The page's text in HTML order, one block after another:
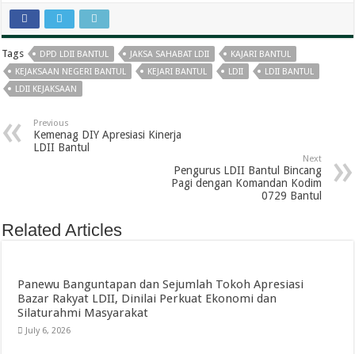
Tags DPD LDII BANTUL JAKSA SAHABAT LDII
KAJARI BANTUL
KEJAKSAAN NEGERI BANTUL
KEJARI BANTUL LDII
LDII BANTUL
LDII KEJAKSAAN
Previous
Kemenag DIY Apresiasi Kinerja
LDII Bantul
Next
Pengurus LDII Bantul Bincang
Pagi dengan Komandan Kodim
0729 Bantul
Related Articles
Panewu Banguntapan dan Sejumlah Tokoh Apresiasi
Bazar Rakyat LDII, Dinilai Perkuat Ekonomi dan
Silaturahmi Masyarakat
July 6, 2026